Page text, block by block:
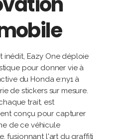
inédit, Eazy One déploie
pour donner vie à
du Honda e:ny1 à
de stickers sur mesure.
trait, est
conçu pour capturer
de ce véhicule
fusionnant l'art du graffiti